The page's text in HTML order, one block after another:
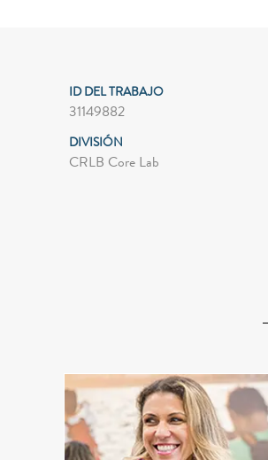
ID DEL TRABAJO
31149882
DIVISIÓN
CRLB Core Lab